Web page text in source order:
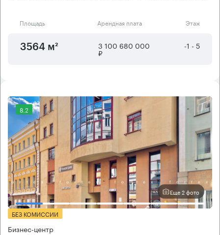
Площадь Арендная плата Этаж
3564 м² 3 100 680 000
₽
-1 - 5
8.2
Еще 2 фото
БЕЗ КОМИССИИ
Бизнес-центр